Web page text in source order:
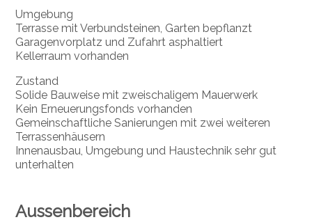
Umgebung
Terrasse mit Verbundsteinen, Garten bepflanzt
Garagenvorplatz und Zufahrt asphaltiert
Kellerraum vorhanden
Zustand
Solide Bauweise mit zweischaligem Mauerwerk
Kein Erneuerungsfonds vorhanden
Gemeinschaftliche Sanierungen mit zwei weiteren
Terrassenhäusern
Innenausbau, Umgebung und Haustechnik sehr gut
unterhalten
Aussenbereich